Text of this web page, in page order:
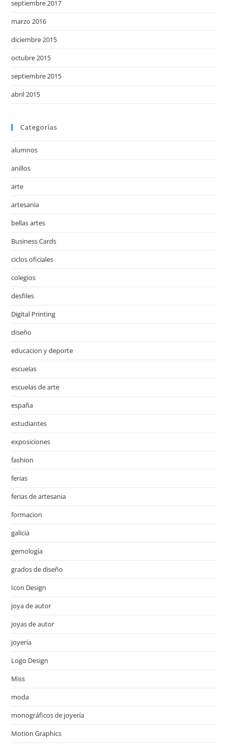
septiembre 2017
marzo 2016
diciembre 2015
octubre 2015
septiembre 2015
abril 2015
Categorías
alumnos
anillos
arte
artesania
bellas artes
Business Cards
ciclos oficiales
colegios
desfiles
Digital Printing
diseño
educacion y deporte
escuelas
escuelas de arte
españa
estudiantes
exposiciones
fashion
ferias
ferias de artesania
formacion
galicia
gemología
grados de diseño
Icon Design
joya de autor
joyas de autor
joyería
Logo Design
Miss
moda
monográficos de joyería
Motion Graphics